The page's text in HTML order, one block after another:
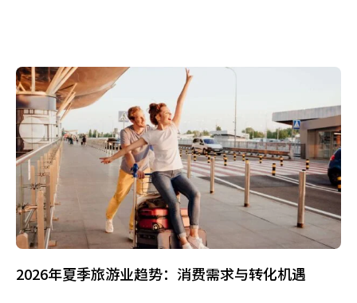
2026年夏季旅游业趋势：消费需求与转化机遇